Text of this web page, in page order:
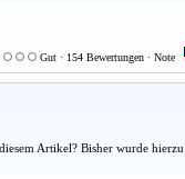
Gut · 154 Bewertungen · Note
Artikel? Bisher wurde